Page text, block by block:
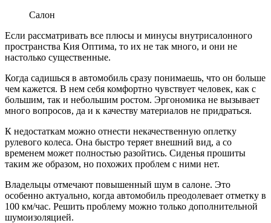
Салон
Если рассматривать все плюсы и минусы внутрисалонного
пространства Кия Оптима, то их не так много, и они не
настолько существенные.
Когда садишься в автомобиль сразу понимаешь, что он больше
чем кажется. В нем себя комфортно чувствует человек, как с
большим, так и небольшим ростом. Эргономика не вызывает
много вопросов, да и к качеству материалов не придраться.
К недостаткам можно отнести некачественную оплетку
рулевого колеса. Она быстро теряет внешний вид, а со
временем может полностью разойтись. Сиденья прошиты
таким же образом, но похожих проблем с ними нет.
Владельцы отмечают повышенный шум в салоне. Это
особенно актуально, когда автомобиль преодолевает отметку в
100 км/час. Решить проблему можно только дополнительной
шумоизоляцией.